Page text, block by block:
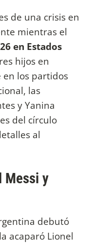
de una crisis en
mientras el
en Estados
hijos en
los partidos
las
y Yanina
del círculo
al
Messi y
debutó
acaparó Lionel